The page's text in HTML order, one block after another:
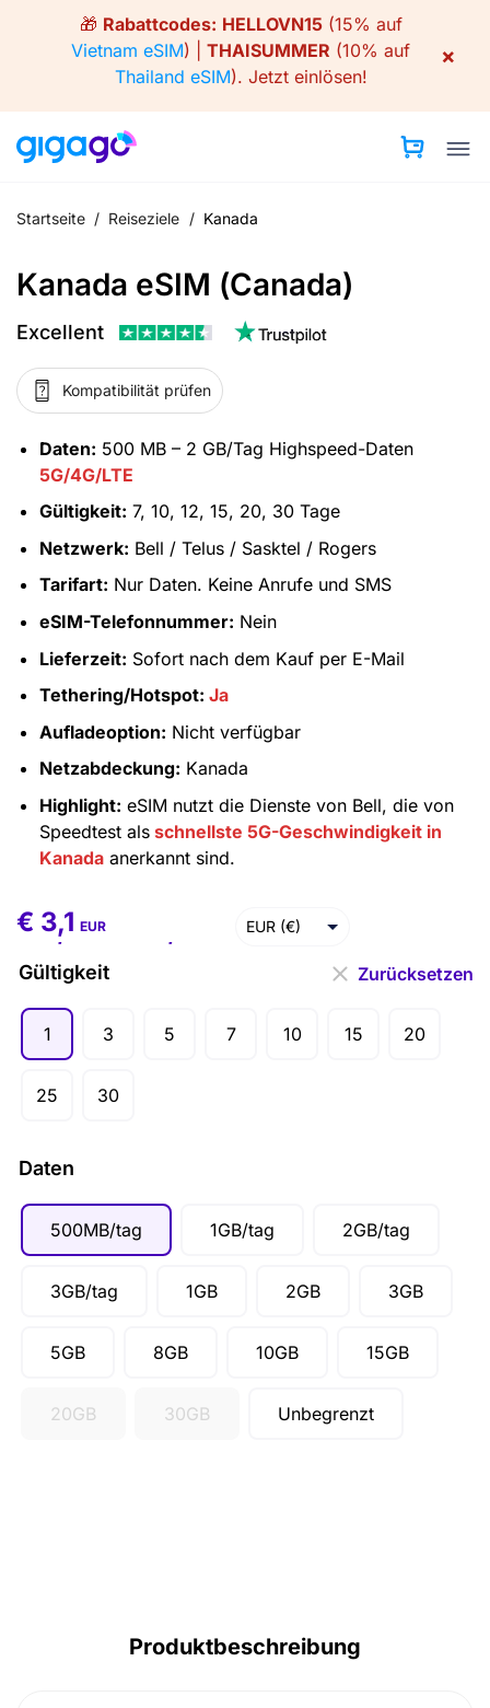
🎁 Rabattcodes: HELLOVN15(15% auf
Vietnam eSIM) | THAISUMMER (10% auf
Thailand eSIM). Jetzt einlösen!
×
Startseite / Reiseziele / Kanada
Kanada eSIM (Canada)
Excellent
Kompatibilität prüfen
Daten: 500 MB – 2 GB/Tag Highspeed-Daten
5G/4G/LTE
Gültigkeit: 7, 10, 12, 15, 20, 30 Tage
Netzwerk: Bell / Telus / Sasktel / Rogers
Tarifart: Nur Daten. Keine Anrufe und SMS
eSIM-Telefonnummer: Nein
Lieferzeit: Sofort nach dem Kauf per E-Mail
Tethering/Hotspot: Ja
Aufladeoption: Nicht verfügbar
Netzabdeckung: Kanada
Highlight: eSIM nutzt die Dienste von Bell, die von
Speedtest alsschnellste 5G-Geschwindigkeit in
Kanadaanerkannt sind.
€ 3,1 –€ EUR (€)
Gültigkeit
1 3 5 7 10 15 20
25 30
Daten
500MB/tag 1GB/tag 2GB/tag
3GB/tag 1GB 2GB 3GB
5GB 8GB 10GB 15GB
20GB 30GB Unbegrenzt
Zurücksetzen
€ 3,1 EUR
Produktbeschreibung